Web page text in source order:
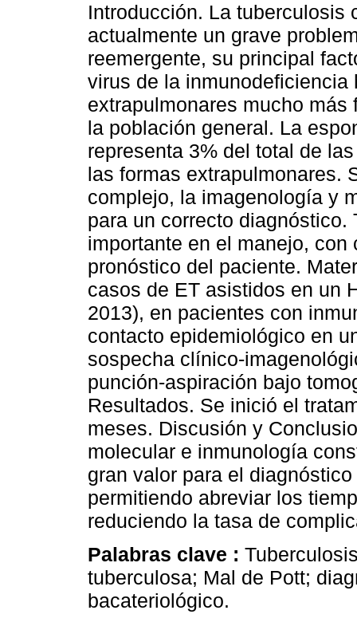
Introducción. La tuberculosis
actualmente un grave
reemergente, su principal
virus de la
extrapulmonares mucho
la población general. La
representa 3% del total de
las formas extrapulmonares.
complejo, la imagenología y
para un correcto diagnóstico.
importante en el manejo,
pronóstico del paciente.
casos de ET asistidos en un
2013), en pacientes con
contacto epidemiológico en
sospecha clínico-
punción-aspiración bajo
Resultados. Se inició el
meses. Discusión y
molecular e inmunología
gran valor para el
permitiendo abreviar los
reduciendo la tasa de
Palabras clave :
tuberculosa; Mal de Pott;
bacateriológico.